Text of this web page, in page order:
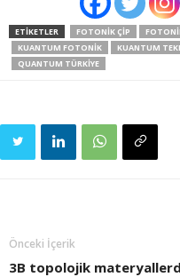
ETIKETLER FOTONIK ÇIP
KUANTUM FOTONIK
KUANTUM
QUANTUM TÜRKIYE
Önceki İçerik
3B topolojik